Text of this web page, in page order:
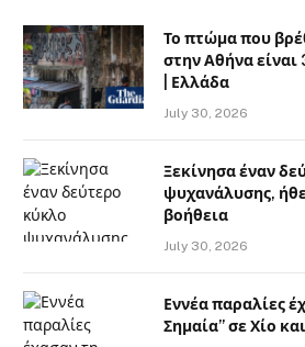
Το πτώμα που
στην Αθήνα είναι
| Ελλάδα
July 30, 2026
Ξεκίνησα έναν
ψυχανάλυσης,
βοήθεια
July 30, 2026
Εννέα παραλίες
Σημαία” σε Χίο